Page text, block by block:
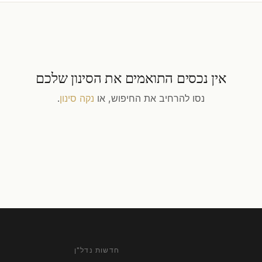
אין נכסים התואמים את הסינון שלכם
נסו להרחיב את החיפוש, או נקה סינון.
חדשות נדל"ן